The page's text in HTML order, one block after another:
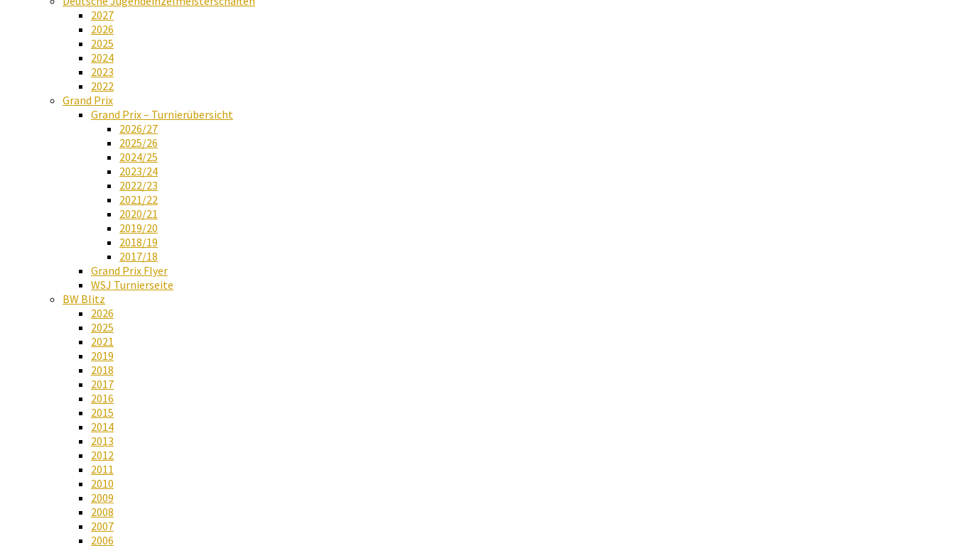
2027
2026
2025
2024
2023
2022
Grand Prix
Grand Prix – Turnierübersicht
2026/27
2025/26
2024/25
2023/24
2022/23
2021/22
2020/21
2019/20
2018/19
2017/18
Grand Prix Flyer
WSJ Turnierseite
BW Blitz
2026
2025
2021
2019
2018
2017
2016
2015
2014
2013
2012
2011
2010
2009
2008
2007
2006